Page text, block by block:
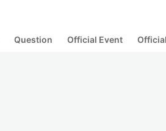
Question Official Event